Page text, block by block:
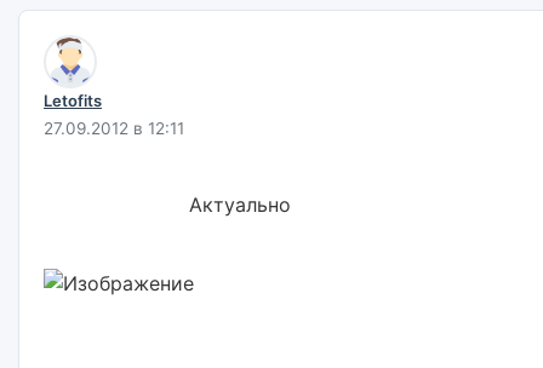
Letofits
27.09.2012 в 12:11